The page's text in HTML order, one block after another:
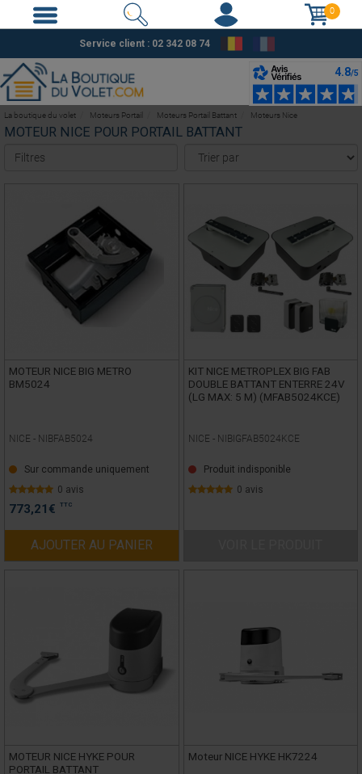
0
Service client : 02 342 08 74
MOTEUR NICE POUR PORTAIL BATTANT
Filtres
MOTEUR NICE BIG METRO
BM5024
NICE - NIBFAB5024
Sur commande uniquement
0 avis
773,21 € TTC
AJOUTER AU PANIER
KIT NICE METROPLEX BIG FAB
DOUBLE BATTANT ENTERRE 24V
(LG MAX: 5 M) (MFAB5024KCE)
NICE - NIBIGFAB5024KCE
Produit indisponible
0 avis
MOTEUR NICE HYKE POUR
PORTAIL BATTANT
Moteur NICE HYKE HK7224
La boutique du volet Moteurs Portail Moteurs Portail Battant Moteurs Nice